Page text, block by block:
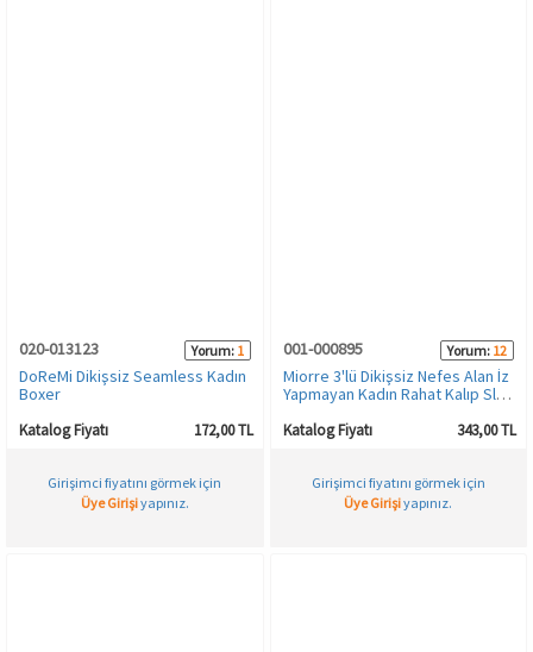
020-013123 Yorum: 1
DoReMi Dikişsiz Seamless Kadın
Boxer
Katalog Fiyatı 172,00 TL
Girişimci fiyatını görmek için
Üye Girişiyapınız.
001-000895 Yorum: 12
Miorre 3'lü Dikişsiz Nefes Alan İz
Yapmayan Kadın Rahat Kalıp Slip
Katalog Fiyatı 343,00 TL
Girişimci fiyatını görmek için
Üye Girişiyapınız.